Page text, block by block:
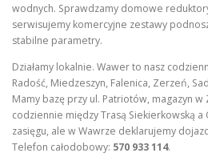
wodnych. Sprawdzamy domowe
serwisujemy komercyjne zestawy
stabilne parametry.
Działamy lokalnie. Wawer to nasz
Radość, Miedzeszyn, Falenica, Zerzeń,
Mamy bazę przy ul. Patriotów, magazyn
codziennie między Trasą Siekierkowską a
zasięgu, ale w Wawrze deklarujemy
Telefon całodobowy: 570 933 114.